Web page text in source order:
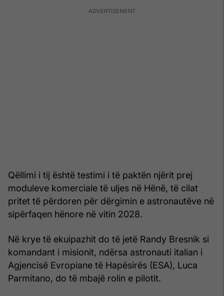
Qëllimi i tij është testimi i të paktën njërit prej
moduleve komerciale të uljes në Hënë, të cilat
pritet të përdoren për dërgimin e astronautëve në
sipërfaqen hënore në vitin 2028.
Në krye të ekuipazhit do të jetë Randy Bresnik si
komandant i misionit, ndërsa astronauti italian i
Agjencisë Evropiane të Hapësirës (ESA), Luca
Parmitano, do të mbajë rolin e pilotit.